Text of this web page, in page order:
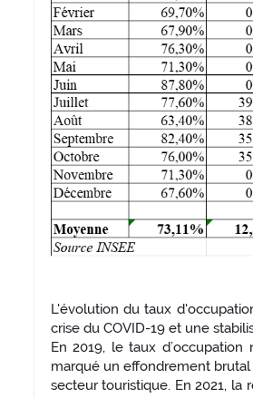
L'évolution du taux
crise du COVID-19 et une
En 2019, le taux d’occupation
marqué un effondrement brutal
secteur touristique. En 2021, la